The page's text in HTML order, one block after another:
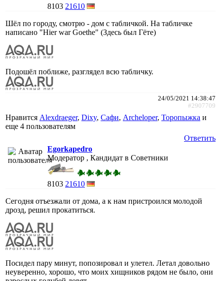
8103 21610
Шёл по городу, смотрю - дом с табличкой. На табличке
написано "Hier war Goethe" (Здесь был Гёте)
Подошёл поближе, разглядел всю табличку.
24/05/2021 14:38:47
#2907709
Нравится Alexdraeger, Dixy, Сафи, Archeloper, Торопыжка и
еще 4 пользователям
Ответить
Egorkapedro
Модератор , Кандидат в Советники
8103 21610
Сегодня отъезжали от дома, а к нам пристроился молодой
дрозд, решил прокатиться.
Посидел пару минут, попозировал и улетел. Летал довольно
неуверенно, хорошо, что моих хищников рядом не было, они